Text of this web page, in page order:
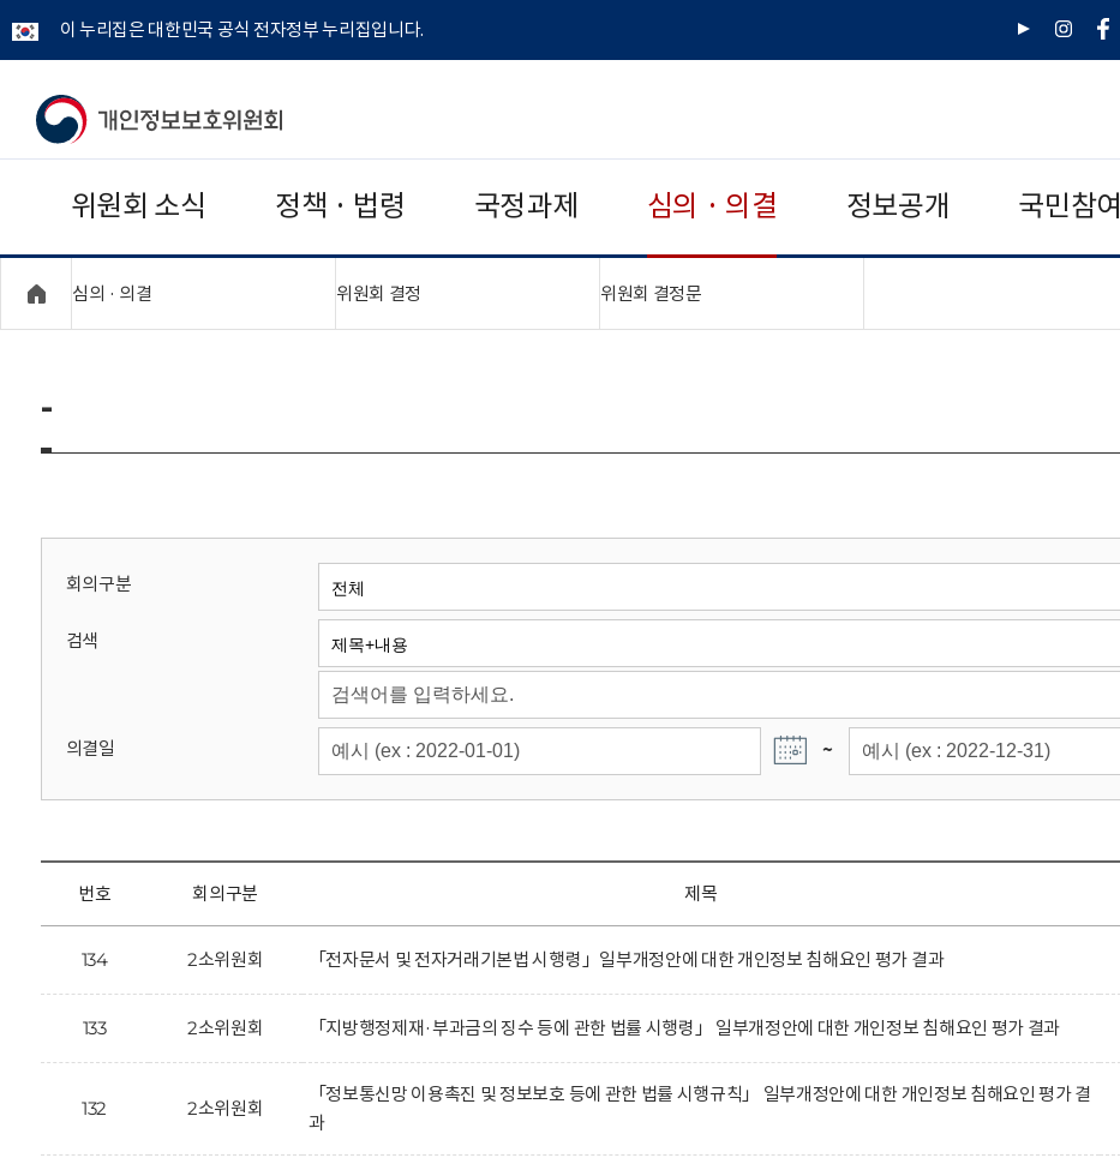
이 누리집은 대한민국 공식 전자정부 누리집입니다.
유
인
페
개
보
보
위
회
위원회 소식 정책 · 법령 국정과제 심의 · 의결 정보공개 국민참여
심의 · 의결 위원회 결정 위원회 결정문"접기,펼치기"
-
회의구분
검색
의결일 ~
번호 회의구분 제목
134 2소위원회 「전자문서 및 전자거래기본법 시행령」일부개정안에 대한 개인정보 침해요인 평가 결과
133 2소위원회 「지방행정제재·부과금의 징수 등에 관한 법률 시행령」 일부개정안에 대한 개인정보 침해요인 평가 결과
132 2소위원회
「정보통신망 이용촉진 및 정보보호 등에 관한 법률 시행규칙」 일부개정안에 대한 개인정보 침해요인 평가 결
과